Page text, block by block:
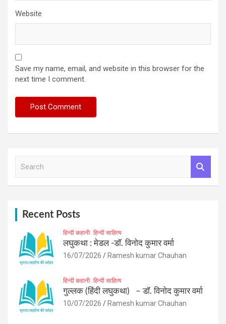
Website
Save my name, email, and website in this browser for the
next time I comment.
Recent Posts
हिन्दी कहानी हिन्दी साहित्य
लघुकथा : मेडल -डॉ. विनोद कुमार वर्मा
16/07/2026 Ramesh kumar Chauhan
हिन्दी कहानी हिन्दी साहित्य
गुल्लक (हिंदी लघुकथा) – डॉ. विनोद कुमार वर्मा
10/07/2026 Ramesh kumar Chauhan